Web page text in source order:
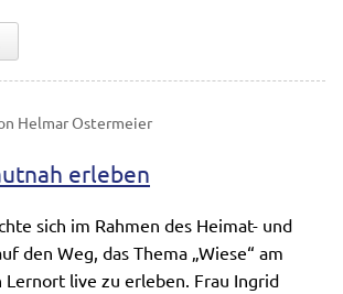
Helmar Ostermeier
erleben
sich im Rahmen des Heimat- und
den Weg, das Thema „Wiese“ am
Lernort live zu erleben. Frau Ingrid